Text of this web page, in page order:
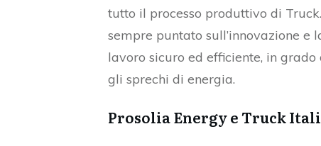
tutto il processo produttivo di
sempre puntato sull’innovazione
lavoro sicuro ed efficiente, in
gli sprechi di energia.
Prosolia Energy e Truck